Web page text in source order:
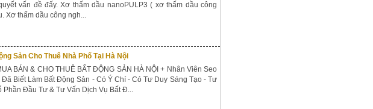
vấn đề đấy. Xơ thấm dầu nanoPULP3 ( xơ thấm dầu công
Xơ thấm dầu công ngh...
Sản Cho Thuê Nhà Phố Tại Hà Nội
BÁN & CHO THUÊ BẤT ĐỘNG SẢN HÀ NỘI + Nhân Viên Seo
Biết Làm Bất Động Sản - Có Ý Chí - Có Tư Duy Sáng Tạo - Tư
Đầu Tư & Tư Vấn Dịch Vụ Bất Đ...